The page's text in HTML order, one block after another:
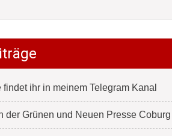
findet ihr in meinem Telegram Kanal
der Grünen und Neuen Presse